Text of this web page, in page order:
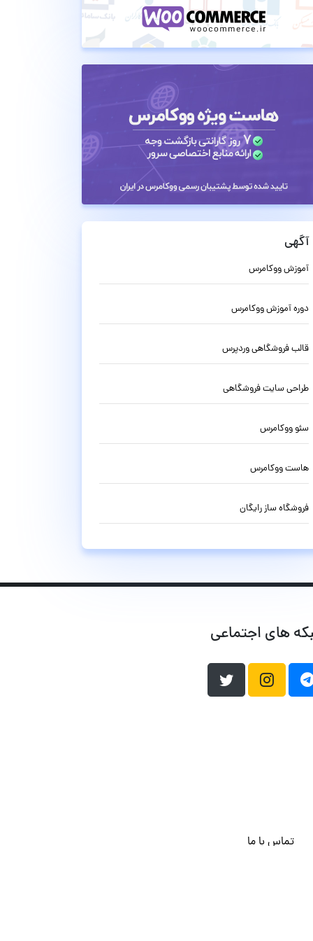
آگهی
آموزش ووکامرس
دوره آموزش ووکامرس
قالب فروشگاهی وردپرس
طراحی سایت فروشگاهی
سئو ووکامرس
هاست ووکامرس
فروشگاه ساز رایگان
های اجتماعی
تماس با ما